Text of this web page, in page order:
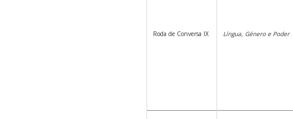
Roda de Conversa IX Língua, Género e Poder